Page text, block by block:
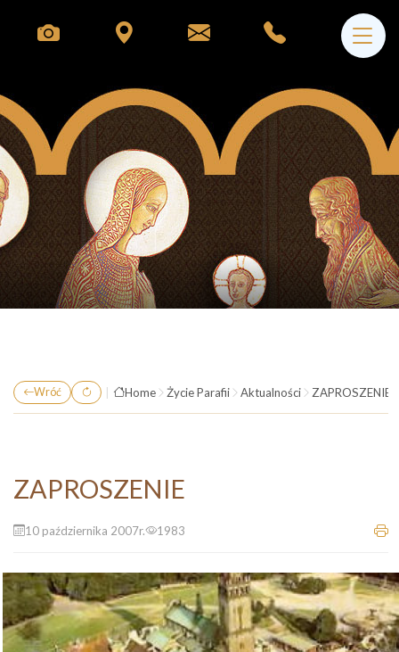
Wróć | Home Życie Parafii Aktualności ZAPROSZENIE
ZAPROSZENIE
10 października 2007r. 1983